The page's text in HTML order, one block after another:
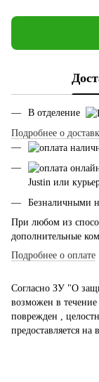
В отделение
Подробнее о
Justin или
Безналичными
При любом из
дополнительные
Подробнее о оплате
Согласно ЗУ "О
возможен в
поврежден ,
предоставляется на